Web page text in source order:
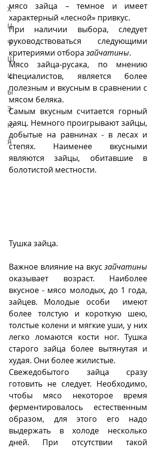
Х
Ц
Ч
Ш
Щ
Ы
Э
Ю
Я
мясо зайца – темное и имеет
характерный «лесной» привкус.
При наличии выбора, следует
руководствоваться следующими
критериями отбора зайчатины.
Мясо зайца-русака, по мнению
специалистов, является более
полезным и вкусным в сравнении с
мясом беляка.
Самым вкусным считается горный
заяц. Немного проигрывают зайцы,
добытые на равнинах - в лесах и
степях. Наименее вкусными
являются зайцы, обитавшие в
болотистой местности.
Тушка зайца.
Важное влияние на вкус
оказывает возраст. Наиболее
вкусное - мясо молодых, до 1 года,
зайцев. Молодые особи  имеют
более толстую и короткую шею,
толстые колени и мягкие уши, у них
легко ломаются кости ног. Тушка
старого зайца более вытянутая и
худая. Они более жилистые.
Свежедобытого зайца сразу
готовить не следует. Необходимо,
чтобы мясо некоторое время
ферментировалось естественным
образом, для этого его надо
выдержать в холоде несколько
дней. При отсутствии такой